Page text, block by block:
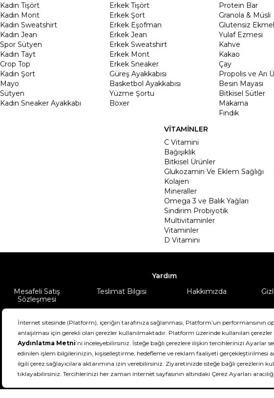
Kadın Tişört
Kadın Mont
Kadın Sweatshirt
Kadın Jean
Spor Sütyen
Kadın Tayt
Crop Top
Kadin Şort
Mayo
Sütyen
Kadın Sneaker Ayakkabı
Erkek Tişört
Erkek Şort
Erkek Eşofman
Erkek Jean
Erkek Sweatshirt
Erkek Mont
Erkek Sneaker
Güreş Ayakkabısı
Basketbol Ayakkabısı
Yüzme Şortu
Boxer
Protein Bar
Granola & Müsli
Glutensiz
Yulaf Ezmesi
Kahve
Kakao
Çay
Propolis ve Arı
Besin Mayası
Bitkisel Sütler
Makarna
Fındık
VİTAMİNLER
C Vitamini
Bağışıklık
Bitkisel Ürünler
Glukozamin Ve Eklem Sağlığı
Kolajen
Mineraller
Omega 3 ve Balık Yağları
Sindirim Probiyotik
Multivitaminler
Vitaminler
D Vitamini
Yardım
Mesafeli Satış
Sözleşmesi
Teslimat Bilgisi Hakkımızda
DeFactoFIT ©️ 2022-2026. Tüm hakları saklıdır.